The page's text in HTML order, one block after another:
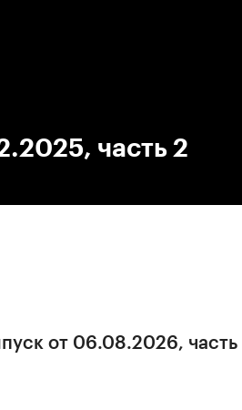
часть 2
от 06.08.2026, часть